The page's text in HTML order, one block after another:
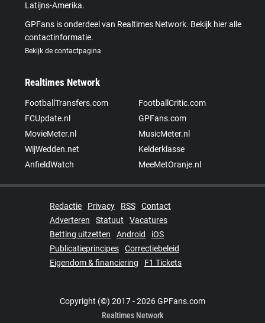
Latijns-Amerika.
GPFans is onderdeel van Realtimes Network. Bekijk hier alle
contactinformatie.
Bekijk de contactpagina
Realtimes Network
FootballTransfers.com
FootballCritic.com
FCUpdate.nl
GPFans.com
MovieMeter.nl
MusicMeter.nl
WijWedden.net
Kelderklasse
AnfieldWatch
MeeMetOranje.nl
Redactie Privacy RSS
Contact
Adverteren
Statuut
Vacatures
Betting uitzetten
Android
iOS
Publicatieprincipes
Correctiebeleid
Eigendom & financiering
F1 Tickets
Copyright (©) 2017 - 2026 GPFans.com
Realtimes Network